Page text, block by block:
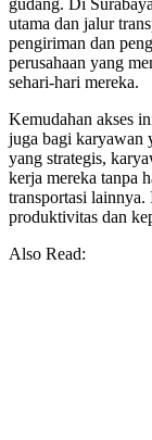
utama dan jalur
pengiriman dan
perusahaan yang
sehari-hari mereka.
Kemudahan akses
juga bagi karyawan
yang strategis,
kerja mereka tanpa
transportasi
produktivitas dan
Also Read: